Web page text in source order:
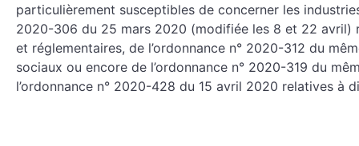
particulièrement susceptibles de concerner les
2020-306 du 25 mars 2020 (modifiée les 8 et 22 avril)
et réglementaires, de l’ordonnance n° 2020-312 du
sociaux ou encore de l’ordonnance n° 2020-319 du
l’ordonnance n° 2020-428 du 15 avril 2020 relatives à